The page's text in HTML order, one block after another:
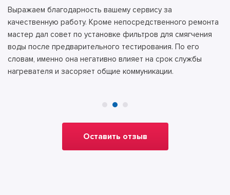
Выражаем благодарность вашему сервису за
качественную работу. Кроме непосредственного ремонта
мастер дал совет по установке фильтров для смягчения
воды после предварительного тестирования. По его
словам, именно она негативно влияет на срок службы
нагревателя и засоряет общие коммуникации.
Оставить отзыв